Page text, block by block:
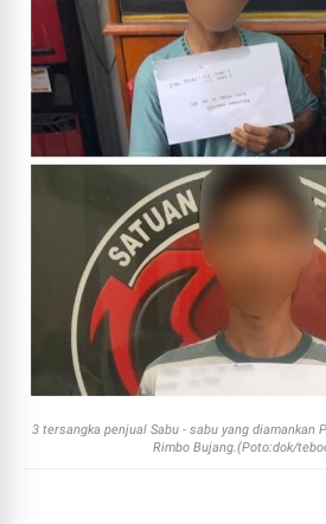
3 tersangka penjual Sabu - sabu yang
Rimbo Bujang.(Poto:dok/